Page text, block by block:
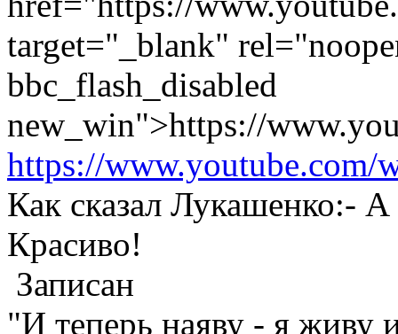
target="_blank"
bbc_flash_disabled
new_win">https://
https://
Как сказал Лукашенко:-
Красиво!
Записан
"И теперь наяву - я живу